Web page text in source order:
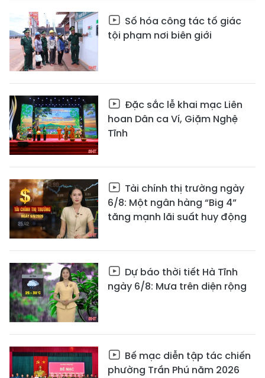
Số hóa công tác tố giác
tội phạm nơi biên giới
Đặc sắc lễ khai mạc Liên
hoan Dân ca Ví, Giặm Nghệ
Tĩnh
Tài chính thị trường ngày
6/8: Một ngân hàng “Big 4”
tăng mạnh lãi suất huy động
Dự báo thời tiết Hà Tĩnh
ngày 6/8: Mưa trên diện rộng
Bế mạc diễn tập tác chiến
phường Trần Phú năm 2026